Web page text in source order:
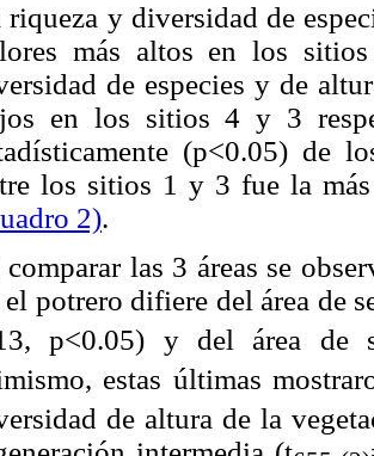
riqueza y diversidad de
más altos en los
de especies y de
en los sitios 4 y 3
(p<0.05) de
los sitios 1 y 3 fue la
2).
las 3 áreas se
el potrero difiere del área de
p<0.05) y del área de
estas últimas
de altura de la